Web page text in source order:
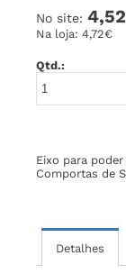
No site:
Na loja: 4,72€
Qtd.:
Eixo para
Comportas de
Detalhes